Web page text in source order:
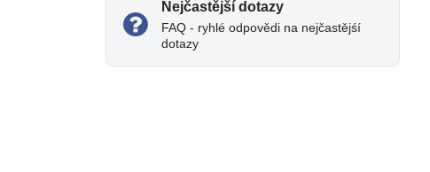
Nejčastější dotazy
FAQ - ryhlé odpovědi na nejčastějśí
dotazy